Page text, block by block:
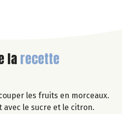
larecette
les fruits en morceaux.
avec le sucre et le citron.